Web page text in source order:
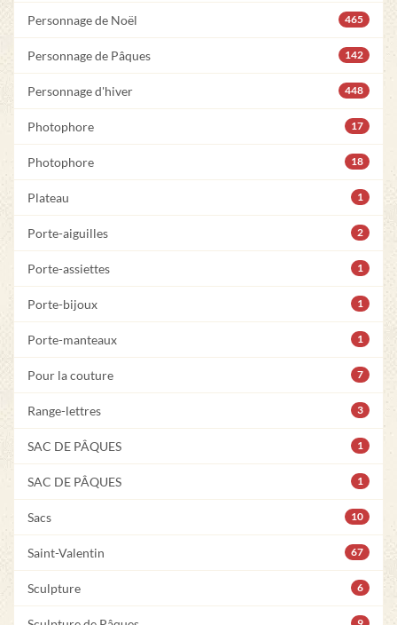
Personnage de Noël 465
Personnage de Pâques 142
Personnage d'hiver 448
Photophore 17
Photophore 18
Plateau 1
Porte-aiguilles 2
Porte-assiettes 1
Porte-bijoux 1
Porte-manteaux 1
Pour la couture 7
Range-lettres 3
SAC DE PÂQUES 1
SAC DE PÂQUES 1
Sacs 10
Saint-Valentin 67
Sculpture 6